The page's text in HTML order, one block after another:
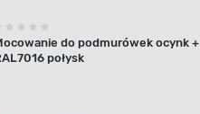
do podmurówek ocynk +
połysk